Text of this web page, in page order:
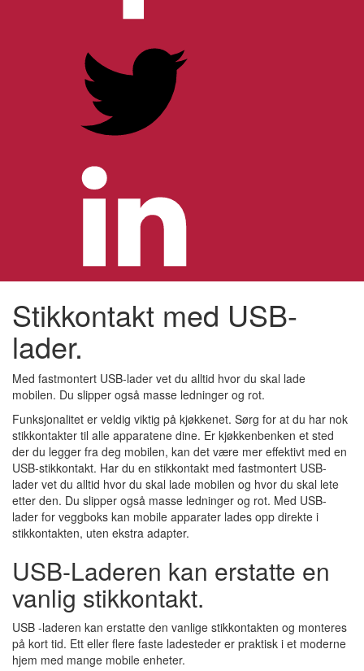
Stikkontakt med USB-
lader.
Med fastmontert USB-lader vet du alltid hvor du skal lade
mobilen. Du slipper også masse ledninger og rot.
Funksjonalitet er veldig viktig på kjøkkenet. Sørg for at du har nok
stikkontakter til alle apparatene dine. Er kjøkkenbenken et sted
der du legger fra deg mobilen, kan det være mer effektivt med en
USB-stikkontakt. Har du en stikkontakt med fastmontert USB-
lader vet du alltid hvor du skal lade mobilen og hvor du skal lete
etter den. Du slipper også masse ledninger og rot. Med USB-
lader for veggboks kan mobile apparater lades opp direkte i
stikkontakten, uten ekstra adapter.
USB-Laderen kan erstatte en
vanlig stikkontakt.
USB -laderen kan erstatte den vanlige stikkontakten og monteres
på kort tid. Ett eller flere faste ladesteder er praktisk i et moderne
hjem med mange mobile enheter.